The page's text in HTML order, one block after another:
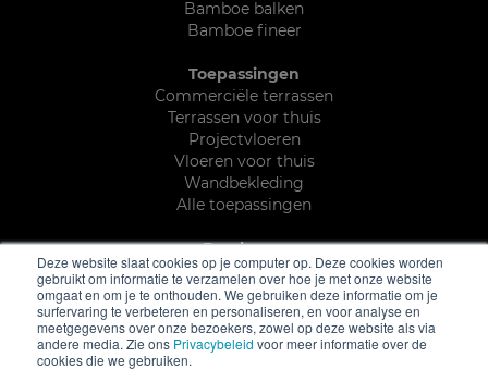
Deze website slaat cookies op je computer op. Deze cookies worden
gebruikt om informatie te verzamelen over hoe je met onze website
omgaat en om je te onthouden. We gebruiken deze informatie om je
surfervaring te verbeteren en personaliseren, en voor analyse en
meetgegevens over onze bezoekers, zowel op deze website als via
andere media. Zie ons Privacybeleid voor meer informatie over de
cookies die we gebruiken.
Bamboe balken
Bamboe fineer
Toepassingen
Commerciële terrassen
Terrassen voor thuis
Projectvloeren
Vloeren voor thuis
Wandbekleding
Alle toepassingen
Brochures
Terras & buiten brochure
Parket brochure
Platen, balken en fineer brochure
Duurzaamheids leaflet
Alle documentatie